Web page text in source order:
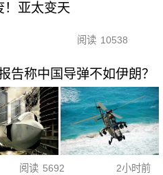
！亚太变天
阅读 10538
告称中国导弹不如伊朗？
阅读 5692 2小时前